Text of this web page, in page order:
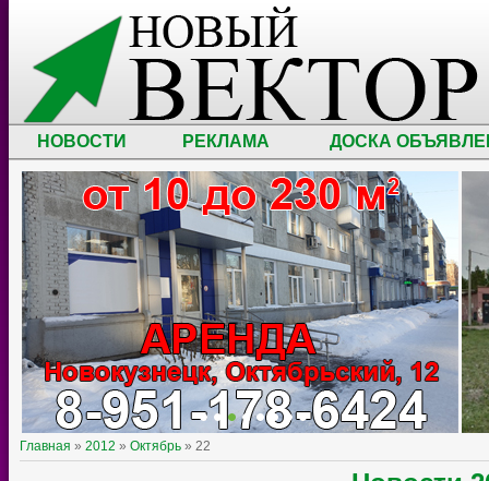
НОВОСТИ РЕКЛАМА ДОСКА
Главная » 2012 » Октябрь » 22